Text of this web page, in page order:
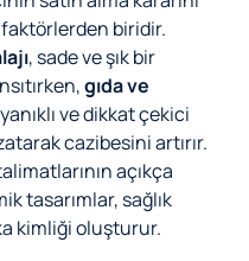
biridir.
, sade ve şık bir
gıda ve
ve dikkat çekici
cazibesini artırır.
açıkça
tasarımlar, sağlık
kimliği oluşturur.